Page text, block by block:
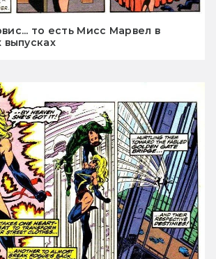
то есть Мисс Марвел в
выпусках